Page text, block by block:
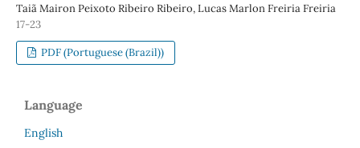
Taiã Mairon Peixoto Ribeiro Ribeiro, Lucas Marlon Freiria Freiria
17-23
PDF (Portuguese (Brazil))
Language
English